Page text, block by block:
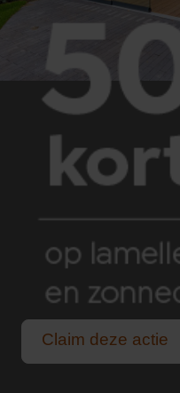
Claim deze actie